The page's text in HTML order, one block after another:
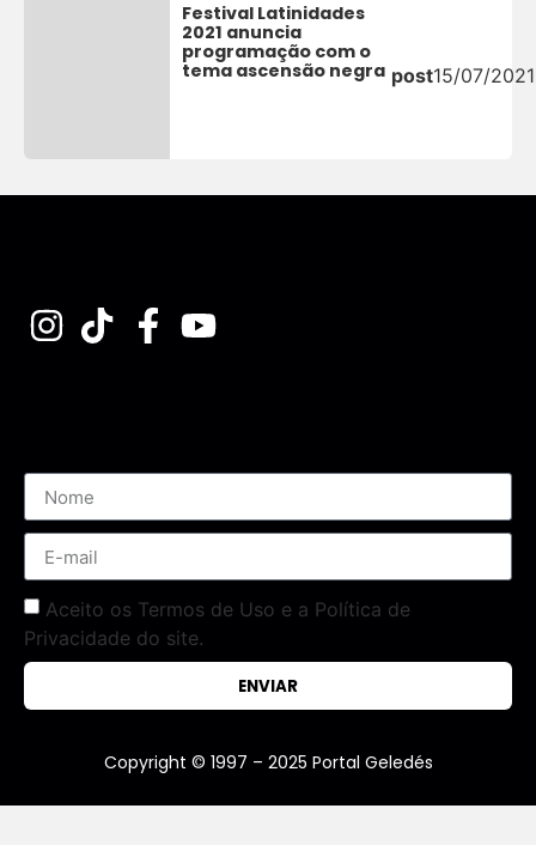
Festival Latinidades
2021 anuncia
programação com o
tema ascensão negra post15/07/2021
Aceito os Termos de Uso e a Política de
Privacidade do site.
ENVIAR
Copyright © 1997 – 2025 Portal Geledés